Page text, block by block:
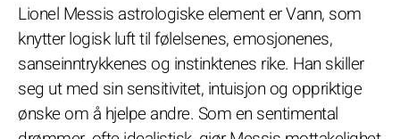
Lionel Messis astrologiske element er Vann, som
knytter logisk luft til følelsenes, emosjonenes,
sanseinntrykkenes og instinktenes rike. Han skiller
seg ut med sin sensitivitet, intuisjon og oppriktige
ønske om å hjelpe andre. Som en sentimental